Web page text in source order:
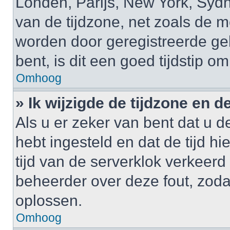
van de tijdzone, net zoals de
worden door geregistreerde
bent, is dit een goed tijdstip
Omhoog
» Ik wijzigde de tijdzone en
Als u er zeker van bent dat u
hebt ingesteld en dat de tijd
tijd van de serverklok
beheerder over deze fout,
oplossen.
Omhoog